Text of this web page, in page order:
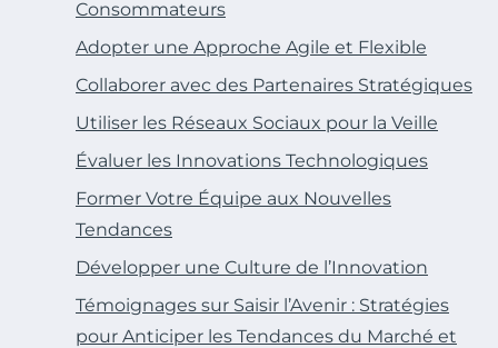
Consommateurs
Adopter une Approche Agile et Flexible
Collaborer avec des Partenaires Stratégiques
Utiliser les Réseaux Sociaux pour la Veille
Évaluer les Innovations Technologiques
Former Votre Équipe aux Nouvelles
Tendances
Développer une Culture de l’Innovation
Témoignages sur Saisir l’Avenir : Stratégies
pour Anticiper les Tendances du Marché et